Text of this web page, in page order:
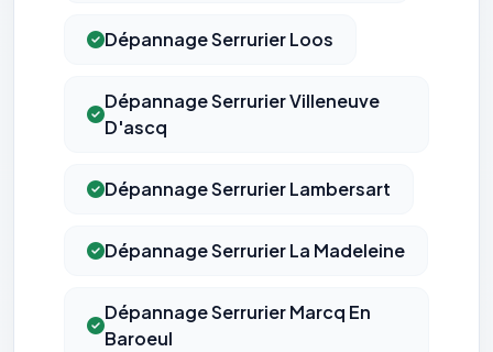
Dépannage Serrurier Loos
Dépannage Serrurier Villeneuve
D'ascq
Dépannage Serrurier Lambersart
Dépannage Serrurier La Madeleine
Dépannage Serrurier Marcq En
Baroeul